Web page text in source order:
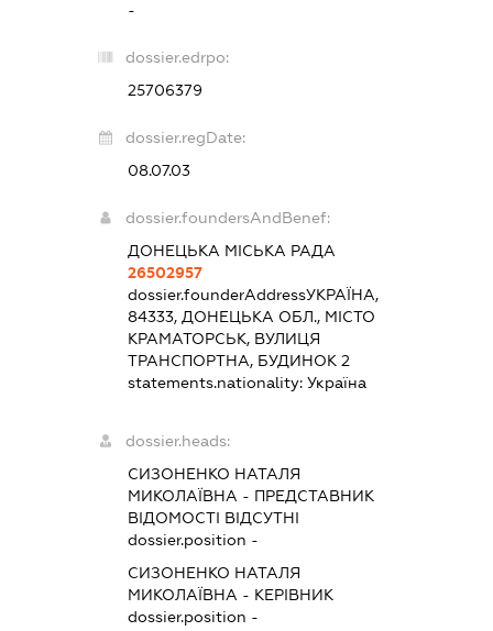
-
dossier.edrpo:
25706379
dossier.regDate:
08.07.03
dossier.foundersAndBenef:
ДОНЕЦЬКА МІСЬКА РАДА
26502957
dossier.founderAddressУКРАЇНА,
84333, ДОНЕЦЬКА ОБЛ., МІСТО
КРАМАТОРСЬК, ВУЛИЦЯ
ТРАНСПОРТНА, БУДИНОК 2
statements.nationality: Україна
dossier.heads:
СИЗОНЕНКО НАТАЛЯ
МИКОЛАЇВНА - ПРЕДСТАВНИК
ВІДОМОСТІ ВІДСУТНІ
dossier.position -
СИЗОНЕНКО НАТАЛЯ
МИКОЛАЇВНА - КЕРІВНИК
dossier.position -